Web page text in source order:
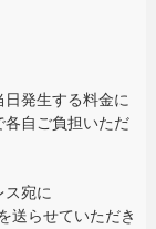
発生する料金に
自ご負担いただ
ス宛に
送らせていただき